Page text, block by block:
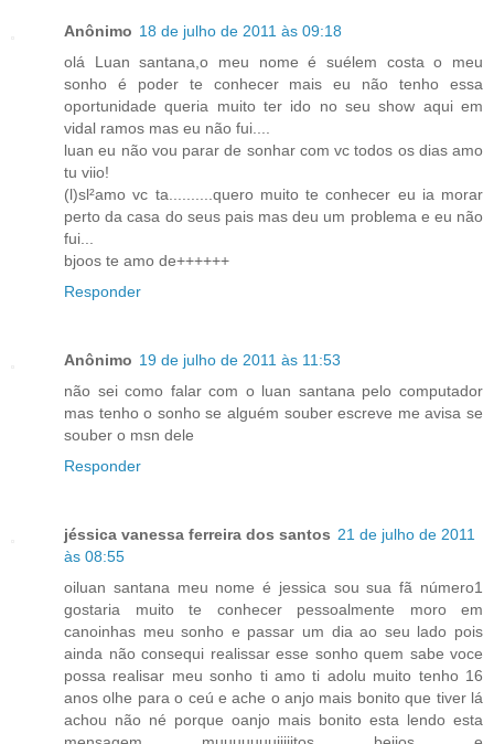
Anônimo 18 de julho de 2011 às 09:18
olá Luan santana,o meu nome é suélem costa o meu
sonho é poder te conhecer mais eu não tenho essa
oportunidade queria muito ter ido no seu show aqui em
vidal ramos mas eu não fui....
luan eu não vou parar de sonhar com vc todos os dias amo
tu viio!
(l)sl²amo vc ta..........quero muito te conhecer eu ia morar
perto da casa do seus pais mas deu um problema e eu não
fui...
bjoos te amo de++++++
Responder
Anônimo 19 de julho de 2011 às 11:53
não sei como falar com o luan santana pelo computador
mas tenho o sonho se alguém souber escreve me avisa se
souber o msn dele
Responder
jéssica vanessa ferreira dos santos 21 de julho de 2011
às 08:55
oiluan santana meu nome é jessica sou sua fã número1
gostaria muito te conhecer pessoalmente moro em
canoinhas meu sonho e passar um dia ao seu lado pois
ainda não consequi realissar esse sonho quem sabe voce
possa realisar meu sonho ti amo ti adolu muito tenho 16
anos olhe para o ceú e ache o anjo mais bonito que tiver lá
achou não né porque oanjo mais bonito esta lendo esta